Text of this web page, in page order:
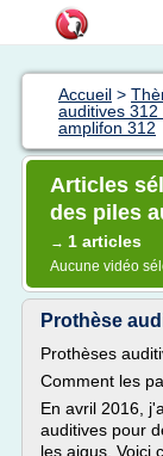
Accueil >
auditives 312
amplifon 312
Articles
des piles
→ 1 articles
Aucune vidéo
Prothèse
Prothèses
Comment les
En avril 2016,
auditives pour
les aigus. Voici